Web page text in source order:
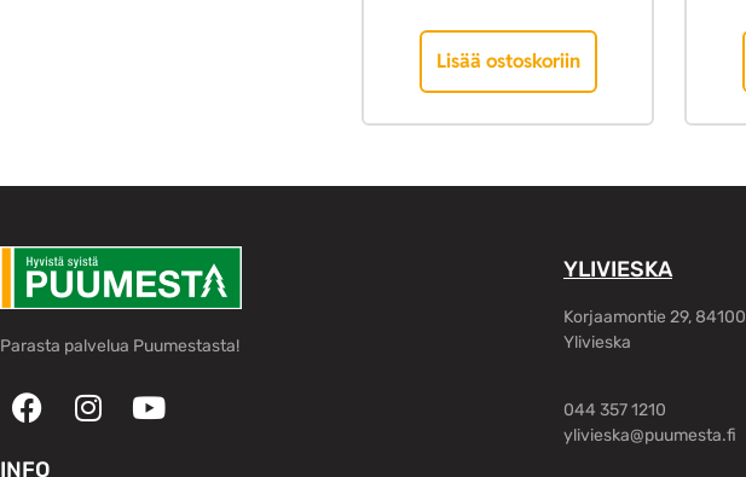
Lisää ostoskoriin
Parasta palvelua Puumestasta!
INFO
YLIVIESKA
Korjaamontie 29, 84100
Ylivieska
044 357 1210
ylivieska@puumesta.fi